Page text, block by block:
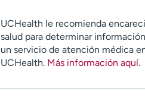
UCHealth le recomienda
salud para determinar
un servicio de atención médica
UCHealth. Más información aquí.